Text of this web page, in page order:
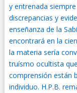
y entrenada
discrepancias y
enseñanza de la
encontrará en la
la materia sería
truísmo ocultista
comprensión están
individuo. H.P.B.